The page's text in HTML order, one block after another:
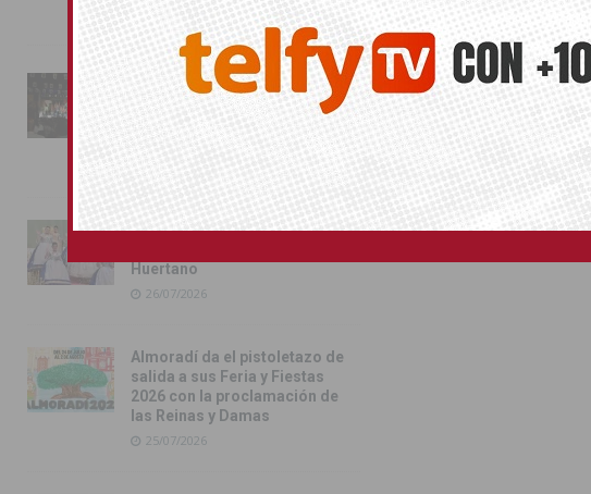
31/07/2026
Pilar de la Horadada
conmemora con emoción el
40º aniversario de su
independencia como municipio
31/07/2026
Almoradí presume de raíces
Huertano
26/07/2026
Almoradí da el pistoletazo de
salida a sus Feria y Fiestas
2026 con la proclamación de
las Reinas y Damas
25/07/2026